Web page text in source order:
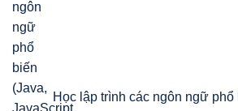
Học lập trình các ngôn ngữ phổ